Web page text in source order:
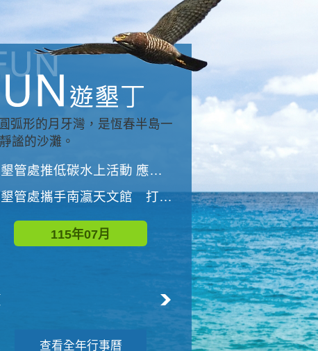
墾管處推低碳水上活動 應屆畢業生限額免費參加
墾管處攜手南瀛天文館 打造沉浸式天文探索營隊
115年07月
與國家公園有約-優游潮間
115年08月
查看全年行事曆